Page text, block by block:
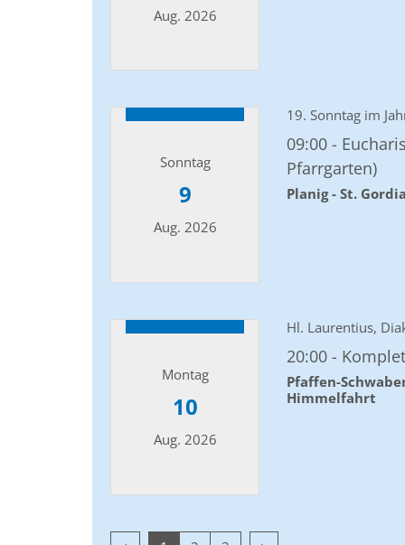
Aug. 2026
Sonntag
9
Aug. 2026
19. Sonntag im
09:00
Pfarrgarten)
Planig - St.
Montag
10
Aug. 2026
Hl. Laurentius,
20:00 Komplet
Pfaffen-
Himmelfahrt